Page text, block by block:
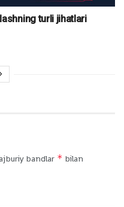
turli jihatlari
bandlar * bilan